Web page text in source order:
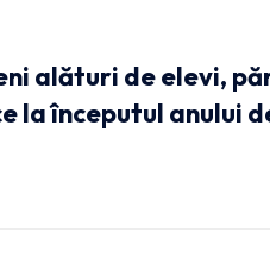
alături de elevi,
la începutul anului